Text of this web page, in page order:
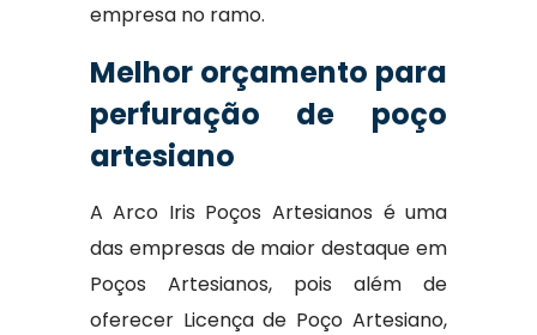
empresa no ramo.
Melhor orçamento para
perfuração de poço
artesiano
A Arco Iris Poços Artesianos é uma
das empresas de maior destaque em
Poços Artesianos, pois além de
oferecer Licença de Poço Artesiano,